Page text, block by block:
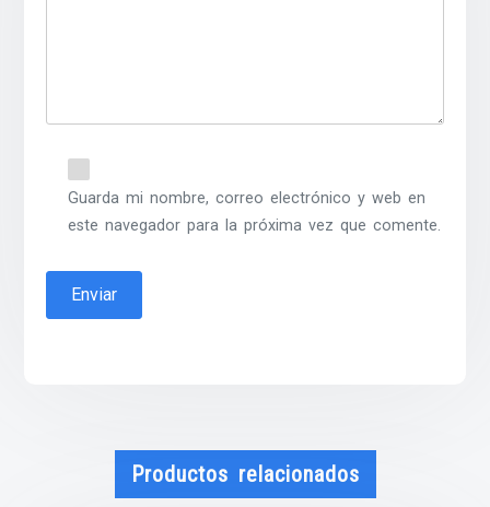
Guarda mi nombre, correo electrónico y web en
este navegador para la próxima vez que comente.
Productos relacionados